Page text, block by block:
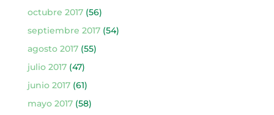
octubre 2017(56)
septiembre 2017(54)
agosto 2017(55)
julio 2017(47)
junio 2017(61)
mayo 2017(58)